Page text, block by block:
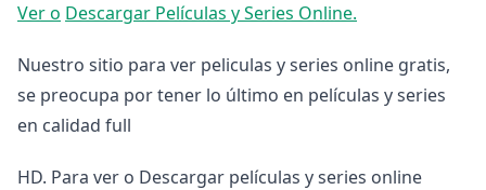
Ver o Descargar Películas y Series Online.
Nuestro sitio para ver peliculas y series online gratis,
se preocupa por tener lo último en películas y series
en calidad full
HD. Para ver o Descargar películas y series online